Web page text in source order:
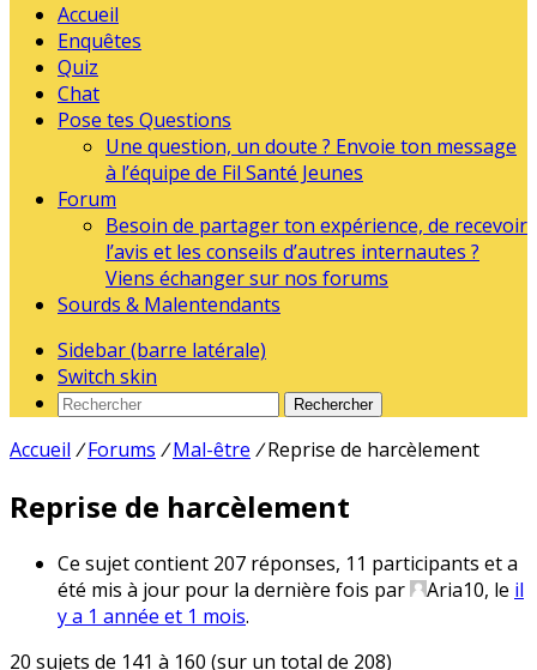
Accueil
Enquêtes
Quiz
Chat
Pose tes Questions
Une question, un doute ? Envoie ton message
à l’équipe de Fil Santé Jeunes
Forum
Besoin de partager ton expérience, de recevoir
l’avis et les conseils d’autres internautes ?
Viens échanger sur nos forums
Sourds & Malentendants
Sidebar (barre latérale)
Switch skin
Rechercher
Accueil / Forums / Mal-être / Reprise de harcèlement
Reprise de harcèlement
Ce sujet contient 207 réponses, 11 participants et a
été mis à jour pour la dernière fois par
Aria10, le il
y a 1 année et 1 mois.
20 sujets de 141 à 160 (sur un total de 208)